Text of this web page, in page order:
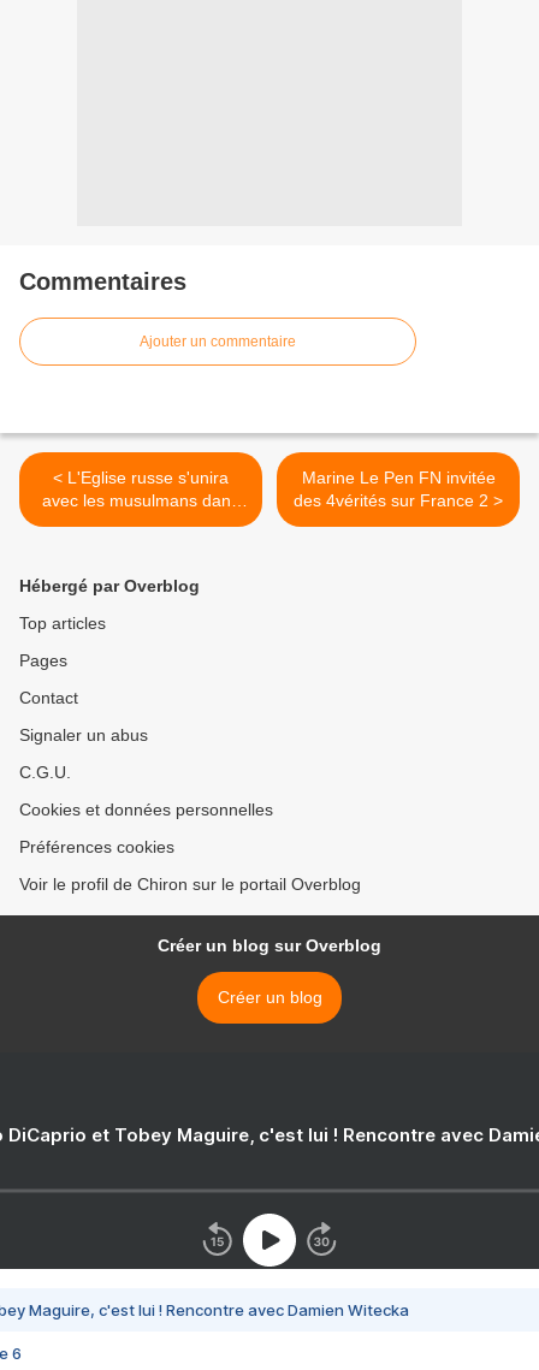
Commentaires
Ajouter un commentaire
< L'Eglise russe s'unira
avec les musulmans dans
la lutte pour les valeurs
Marine Le Pen FN invitée
des 4vérités sur France 2 >
Hébergé par Overblog
Top articles
Pages
Contact
Signaler un abus
C.G.U.
Cookies et données personnelles
Préférences cookies
Voir le profil de Chiron sur le portail Overblog
Créer un blog sur Overblog
Créer un blog
DiCaprio et Tobey Maguire, c'est lui ! Rencontre avec
Maguire, c'est lui ! Rencontre avec Damien Witecka
6